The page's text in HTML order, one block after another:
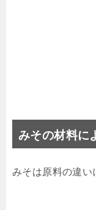
みその材料に
みそは原料の違い